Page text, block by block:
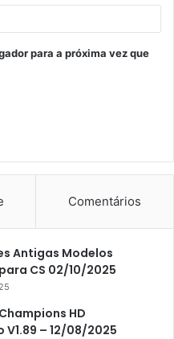
para a próxima vez que
Comentários
Antigas Modelos
CS 02/10/2025
HD
– 12/08/2025